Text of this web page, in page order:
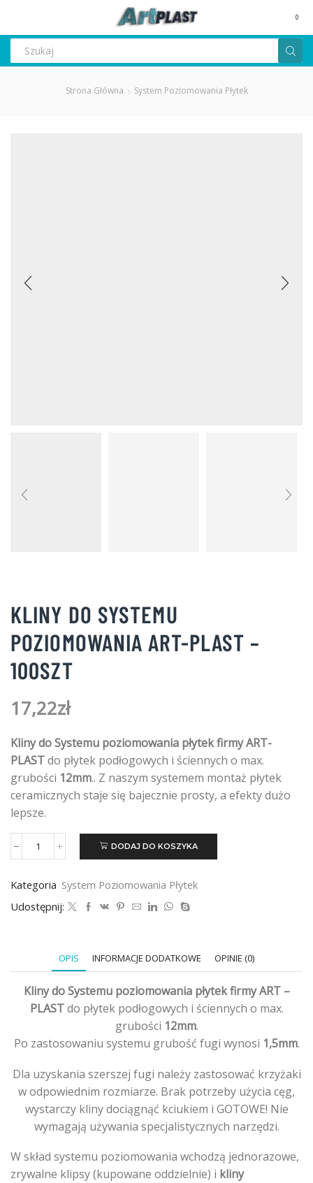
0
input
Strona Główna System Poziomowania Płytek
KLINY DO SYSTEMU
POZIOMOWANIA ART-PLAST –
100SZT
17,22zł
Kliny do Systemu poziomowania płytek firmy ART-
PLASTdo płytek podłogowych i ściennych o max.
grubości 12mm.. Z naszym systemem montaż płytek
ceramicznych staje się bajecznie prosty, a efekty dużo
lepsze.
ilość
systemu
poziomowania
Art-
100szt
DODAJ DO KOSZYKA
Kategoria System Poziomowania Płytek
Udostępnij:
OPIS INFORMACJE DODATKOWE OPINIE (0)
Kliny do Systemu poziomowania płytek firmy ART –
PLASTdo płytek podłogowych i ściennych o max.
grubości 12mm.
Po zastosowaniu systemu grubość fugi wynosi 1,5mm.
Dla uzyskania szerszej fugi należy zastosować krzyżaki
w odpowiednim rozmiarze. Brak potrzeby użycia cęg,
wystarczy kliny dociągnąć kciukiem i GOTOWE! Nie
wymagają używania specjalistycznych narzędzi.
W skład systemu poziomowania wchodzą jednorazowe,
zrywalne klipsy (kupowane oddzielnie) i kliny